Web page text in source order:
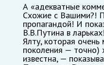
А «адекватные
Схожие с Вашими?!
пропагандой! И
В.В.Путина в
Ялту, которая
поколения — точно)
известна, —